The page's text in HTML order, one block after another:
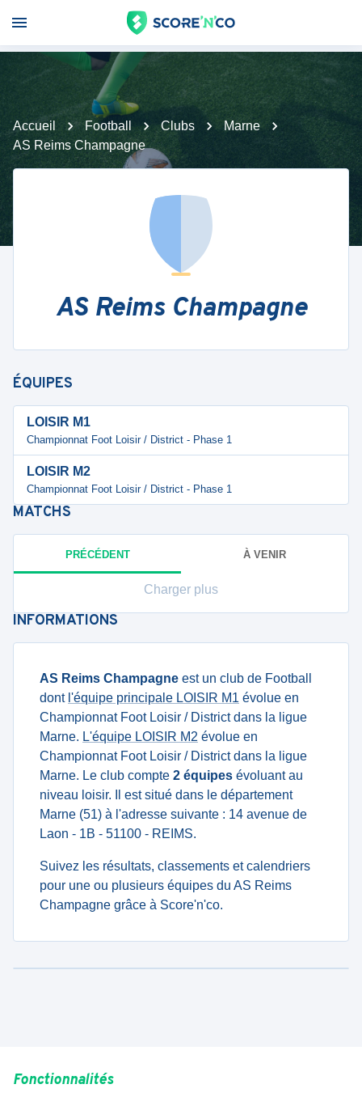
Accueil Football Clubs
Marne
AS Reims Champagne
AS Reims Champagne
ÉQUIPES
LOISIR M1
Championnat Foot Loisir / District - Phase 1
LOISIR M2
Championnat Foot Loisir / District - Phase 1
MATCHS
PRÉCÉDENT À VENIR
Charger plus
INFORMATIONS
AS Reims Champagne est un club de Football
dont l'équipe principale LOISIR M1 évolue en
Championnat Foot Loisir / District dans la ligue
Marne. L'équipe LOISIR M2 évolue en
Championnat Foot Loisir / District dans la ligue
Marne. Le club compte 2 équipes évoluant au
niveau loisir. Il est situé dans le département
Marne (51) à l'adresse suivante : 14 avenue de
Laon - 1B - 51100 - REIMS.
Suivez les résultats, classements et calendriers
pour une ou plusieurs équipes du AS Reims
Champagne grâce à Score'n'co.
Fonctionnalités